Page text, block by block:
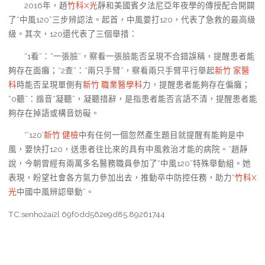
2016年，趙竹科X光靜和美國賓夕法尼亞年夜學的傳授配合開闢
了“中風120”三步辨認法。起首，中風要打120，代表了急救的最高級
級。其次，120還代表了三個舉措：
“1看”：“一張臉”，察看一張臉能否呈現不合錯誤稱，提醒患者能
夠存在面癱；“2查”：“兩只手臂”，察看兩只手臂平行舉起新竹 家醫
科時能否呈現單側有新竹 職業醫學科力，提醒患者能夠存在偏癱；
“0聽”：諧音“凝聽”，凝聽措辭，是指患者能否言語不清，提醒患者能
夠存在掉語或構音妨礙。
“‘120’新竹 健檢中有任何一個忽然產生題目就提醒有能夠是中
風，要快打120，送患者往比來的具有中風救治才能的病院。”趙靜
說，今朝曾經有兩萬多名醫務職員參加了“中風120”特殊舉動組。她
表現，盼望社會各方氣力參加出去，推動卒中防控任務，助力“竹科X
光中國中風辨認舉動”。
TC:senho2ai2l 69f0dd562e9d85.89261744